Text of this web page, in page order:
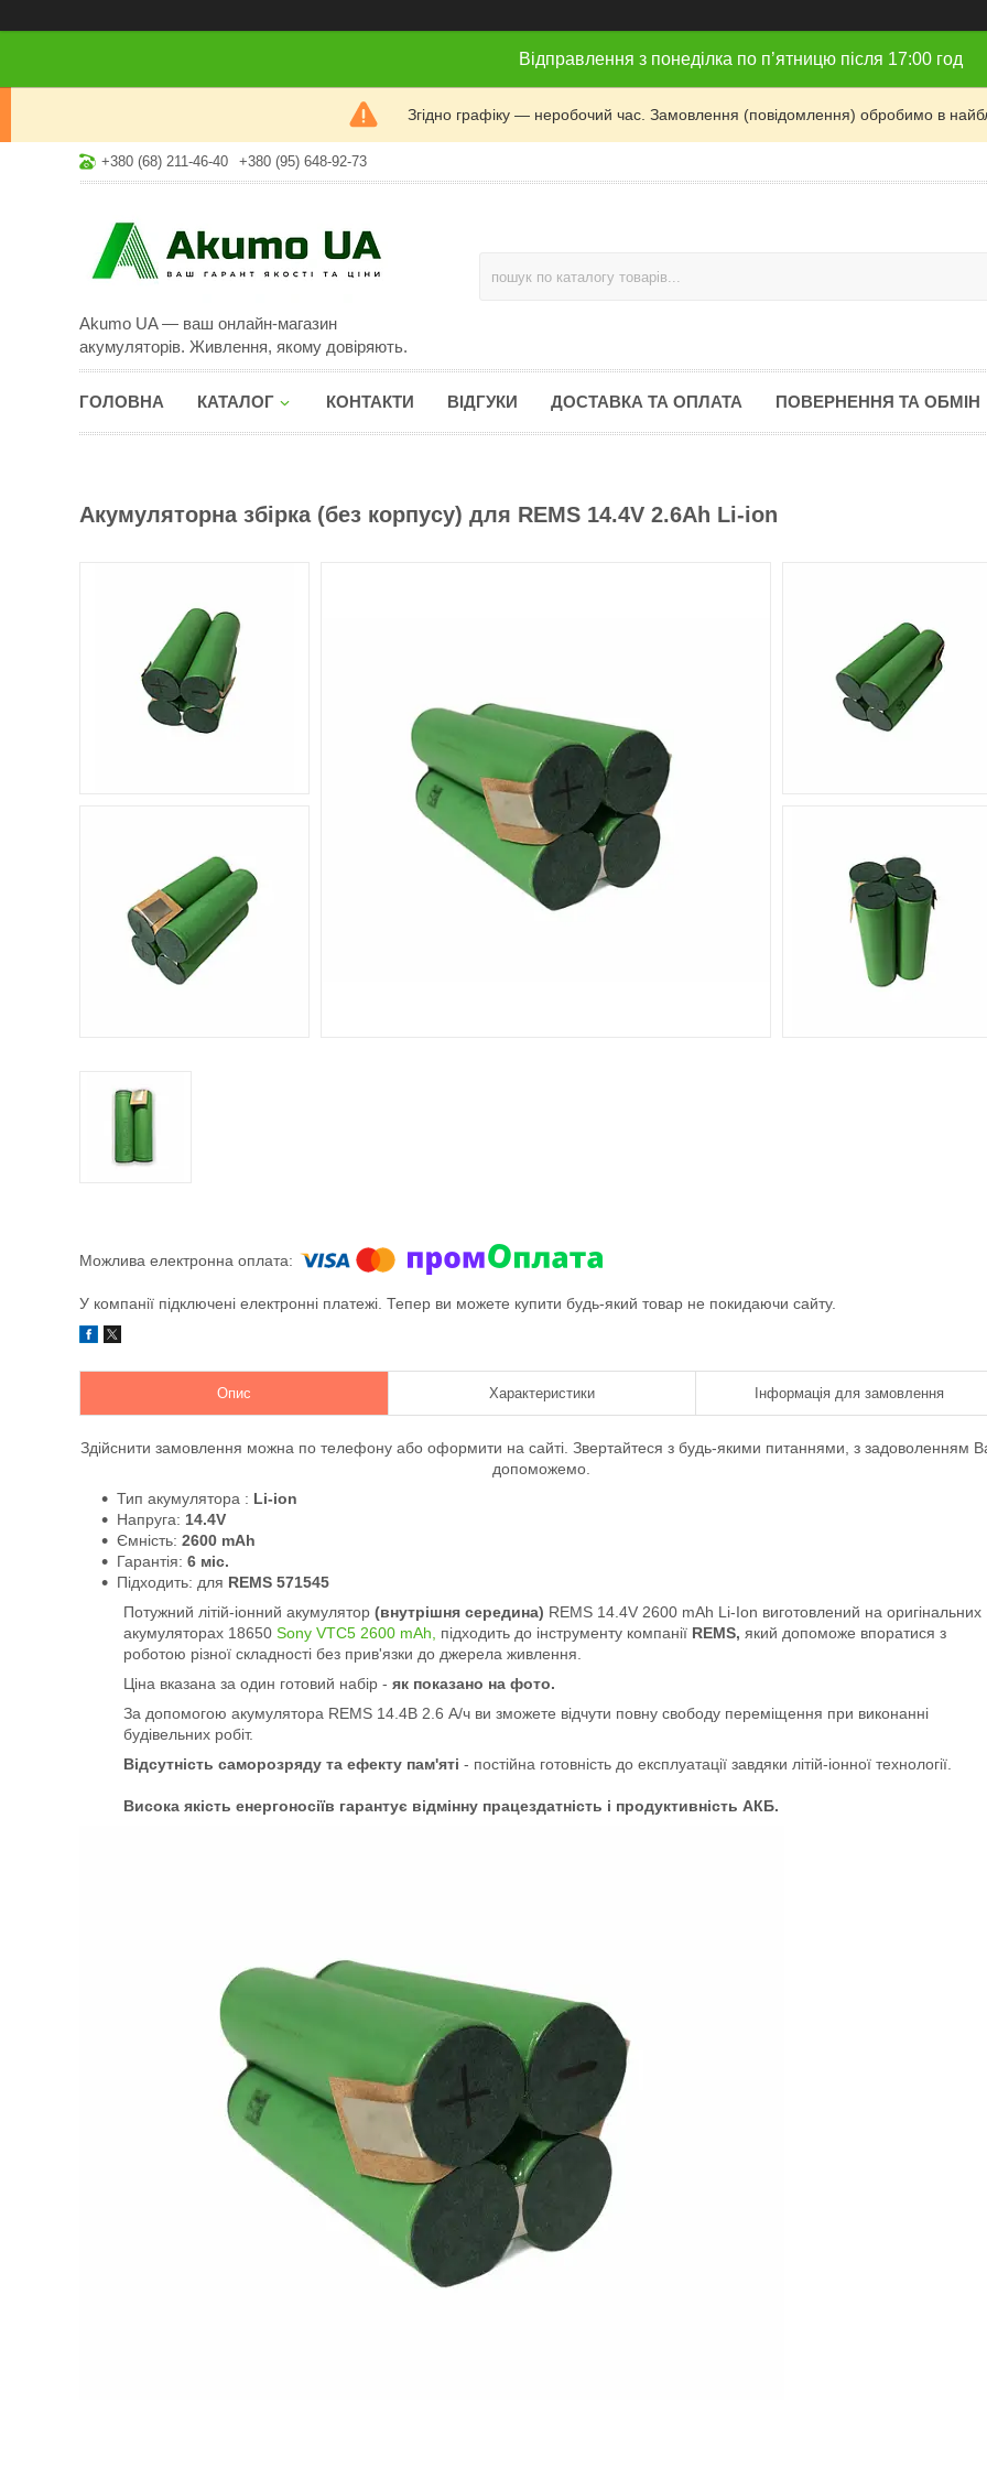
Відправлення з понеділка по п’ятницю після 17:00 год
Згідно графіку — неробочий час. Замовлення (повідомлення) обробимо в
+380 (68) 211-46-40 +380 (95) 648-92-73
Akumo UA — ваш онлайн-магазин
акумуляторів. Живлення, якому довіряють.
ГОЛОВНА КАТАЛОГ КОНТАКТИ ВІДГУКИ ДОСТАВКА ТА ОПЛАТА ПОВЕРНЕННЯ ТА ОБМІН
Акумуляторна збірка (без корпусу) для REMS 14.4V 2.6Ah Li-ion
У компанії підключені електронні платежі. Тепер ви можете купити будь-який товар не покидаючи сайту.
Опис Характеристики Інформація для замовлення
Здійснити замовлення можна по телефону або оформити на сайті. Звертайтеся з будь-якими питаннями, з задоволенням
допоможемо.
Тип акумулятора : Li-ion
Напруга: 14.4V
Ємність: 2600 mAh
Гарантія: 6 міс.
Підходить: для REMS 571545
Потужний літій-іонний акумулятор (внутрішня середина) REMS 14.4V 2600 mAh Li-Ion виготовлений на оригінальних
акумуляторах 18650 Sony VTC5 2600 mAh, підходить до інструменту компанії REMS, який допоможе впоратися з
роботою різної складності без прив'язки до джерела живлення.
Ціна вказана за один готовий набір - як показано на фото.
За допомогою акумулятора REMS 14.4В 2.6 А/ч ви зможете відчути повну свободу переміщення при виконанні
будівельних робіт.
Відсутність саморозряду та ефекту пам'яті - постійна готовність до експлуатації завдяки літій-іонної технології.
Висока якість енергоносіїв гарантує відмінну працездатність і продуктивність АКБ.